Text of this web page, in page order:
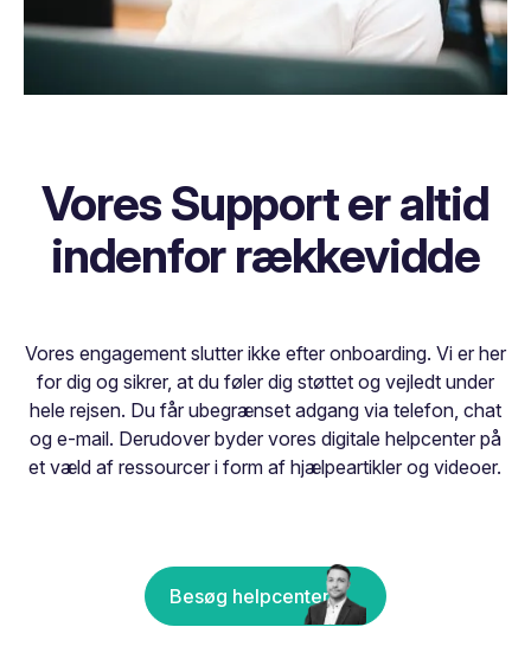
Vores Support er altid
indenfor rækkevidde
Vores engagement slutter ikke efter onboarding. Vi er her
for dig og sikrer, at du føler dig støttet og vejledt under
hele rejsen. Du får ubegrænset adgang via telefon, chat
og e-mail. Derudover byder vores digitale helpcenter på
et væld af ressourcer i form af hjælpeartikler og videoer.
Besøg helpcenter